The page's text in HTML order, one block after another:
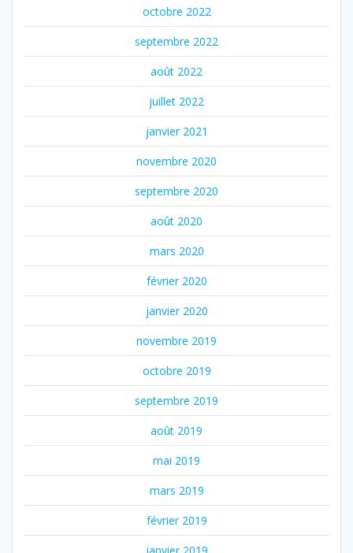
octobre 2022
septembre 2022
août 2022
juillet 2022
janvier 2021
novembre 2020
septembre 2020
août 2020
mars 2020
février 2020
janvier 2020
novembre 2019
octobre 2019
septembre 2019
août 2019
mai 2019
mars 2019
février 2019